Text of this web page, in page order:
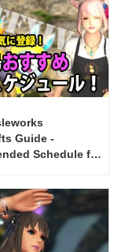
Guide -
Schedule for